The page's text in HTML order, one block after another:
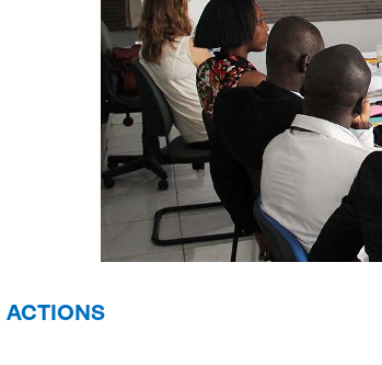
ACTIONS